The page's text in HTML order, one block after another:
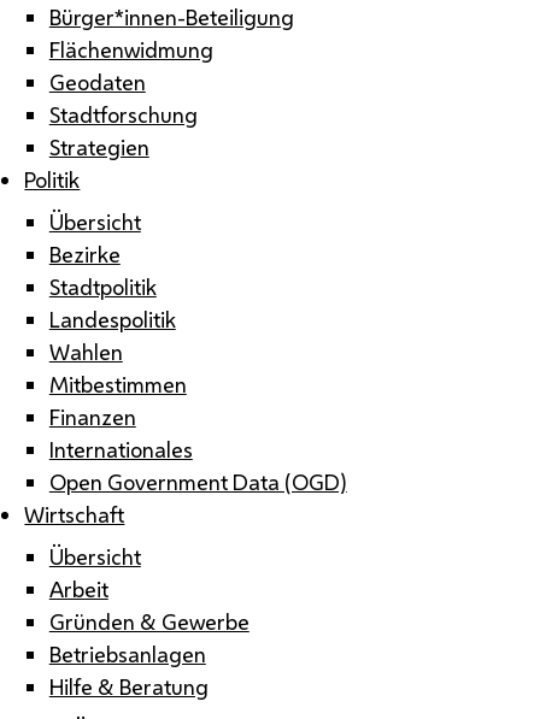
Bürger*innen-Beteiligung
Flächenwidmung
Geodaten
Stadtforschung
Strategien
Politik
Übersicht
Bezirke
Stadtpolitik
Landespolitik
Wahlen
Mitbestimmen
Finanzen
Internationales
Open Government Data (OGD)
Wirtschaft
Übersicht
Arbeit
Gründen & Gewerbe
Betriebsanlagen
Hilfe & Beratung